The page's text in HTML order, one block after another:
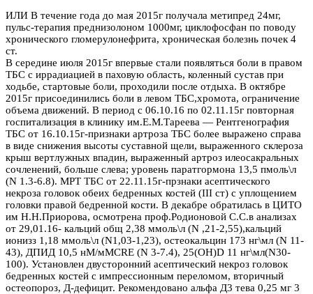
ИЛИ В течение года до мая 2015г получала метипред 24мг,
пульс-терапия преднизолоном 1000мг, циклофосфан по поводу
хронического гломерулонефрита, хроническая болезнь почек 4
ст.
В середине июля 2015г впервые стали появляться боли в правом
ТБС с иррадиацией в паховую область, коленный сустав при
ходьбе, стартовые боли, проходили после отдыха. В октябре
2015г присоединились боли в левом ТБС,хромота, ограничение
объема движений. В период с 06.10.16 по 02.11.15г повторная
госпитализация в клинику им.Е.М.Тареева — Рентгенография
ТБС от 16.10.15г-признаки артроза ТБС более выражено справа
в виде снижения высоты суставной щели, выраженного склероза
крыш вертлужных впадин, выраженный артроз илеосакральных
сочленений, больше слева; уровень паратгормона 13,5 пмоль\л
(N 1.3-6.8). МРТ ТБС от 22.11.15г-прзнаки асептического
некроза головок обеих бедренных костей (III ст) с уплощением
головки правой бедренной кости. В декабре обратилась в ЦИТО
им Н.Н.Приорова, осмотрена проф.Родионовой С.С.в анализах
от 29,01.16- кальций общ 2,38 ммоль\л (N ,21-2,55),кальций
ионизз 1,18 ммоль\л (N1,03-1,23), остеокальцин 173 нг\мл (N 11-
43), ДПИД 10,5 нМ/мМCRE (N 3-7.4), 25(ОН)D 11 нг\мл(N30-
100). Установлен двусторонний асептический некроз головок
бедренных костей с импрессионным переломом, вторичный
остеопороз, Д-дефицит. Рекомендовано альфа Д3 тева 0,25 мг 3